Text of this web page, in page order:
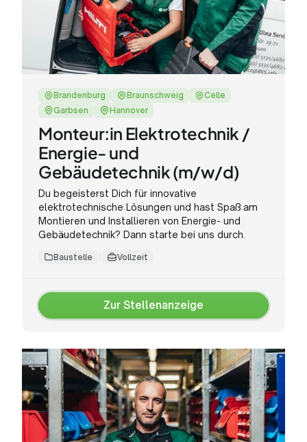
Brandenburg Braunschweig
Celle
Garbsen
Hannover
Monteur:in Elektrotechnik /
Energie- und
Gebäudetechnik (m/w/d)
Du begeisterst Dich für innovative
elektrotechnische Lösungen und hast Spaß am
Montieren und Installieren von Energie- und
Gebäudetechnik? Dann starte bei uns durch.
Baustelle Vollzeit
Zur Stellenanzeige
Zur